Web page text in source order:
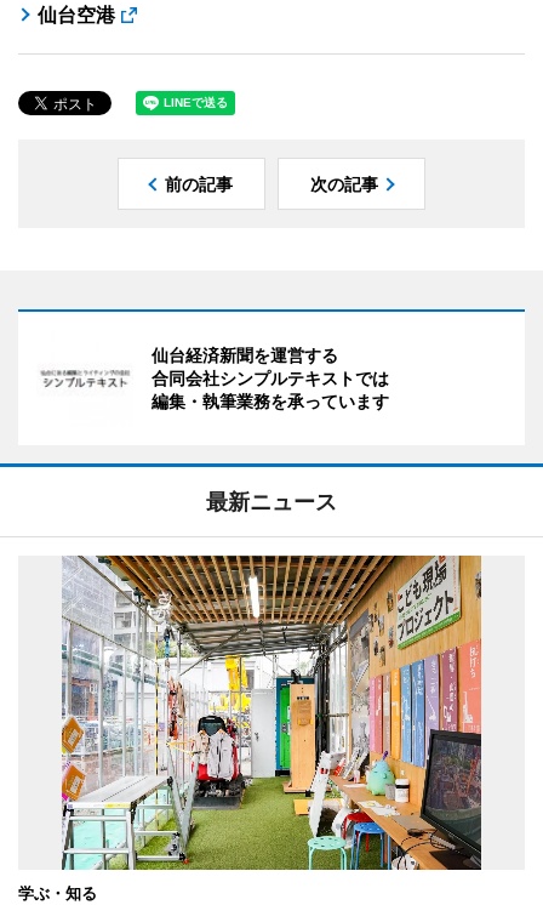
仙台空港
前の記事 次の記事
仙台経済新聞を運営する
合同会社シンプルテキストでは
編集・執筆業務を承っています
最新ニュース
学ぶ・知る